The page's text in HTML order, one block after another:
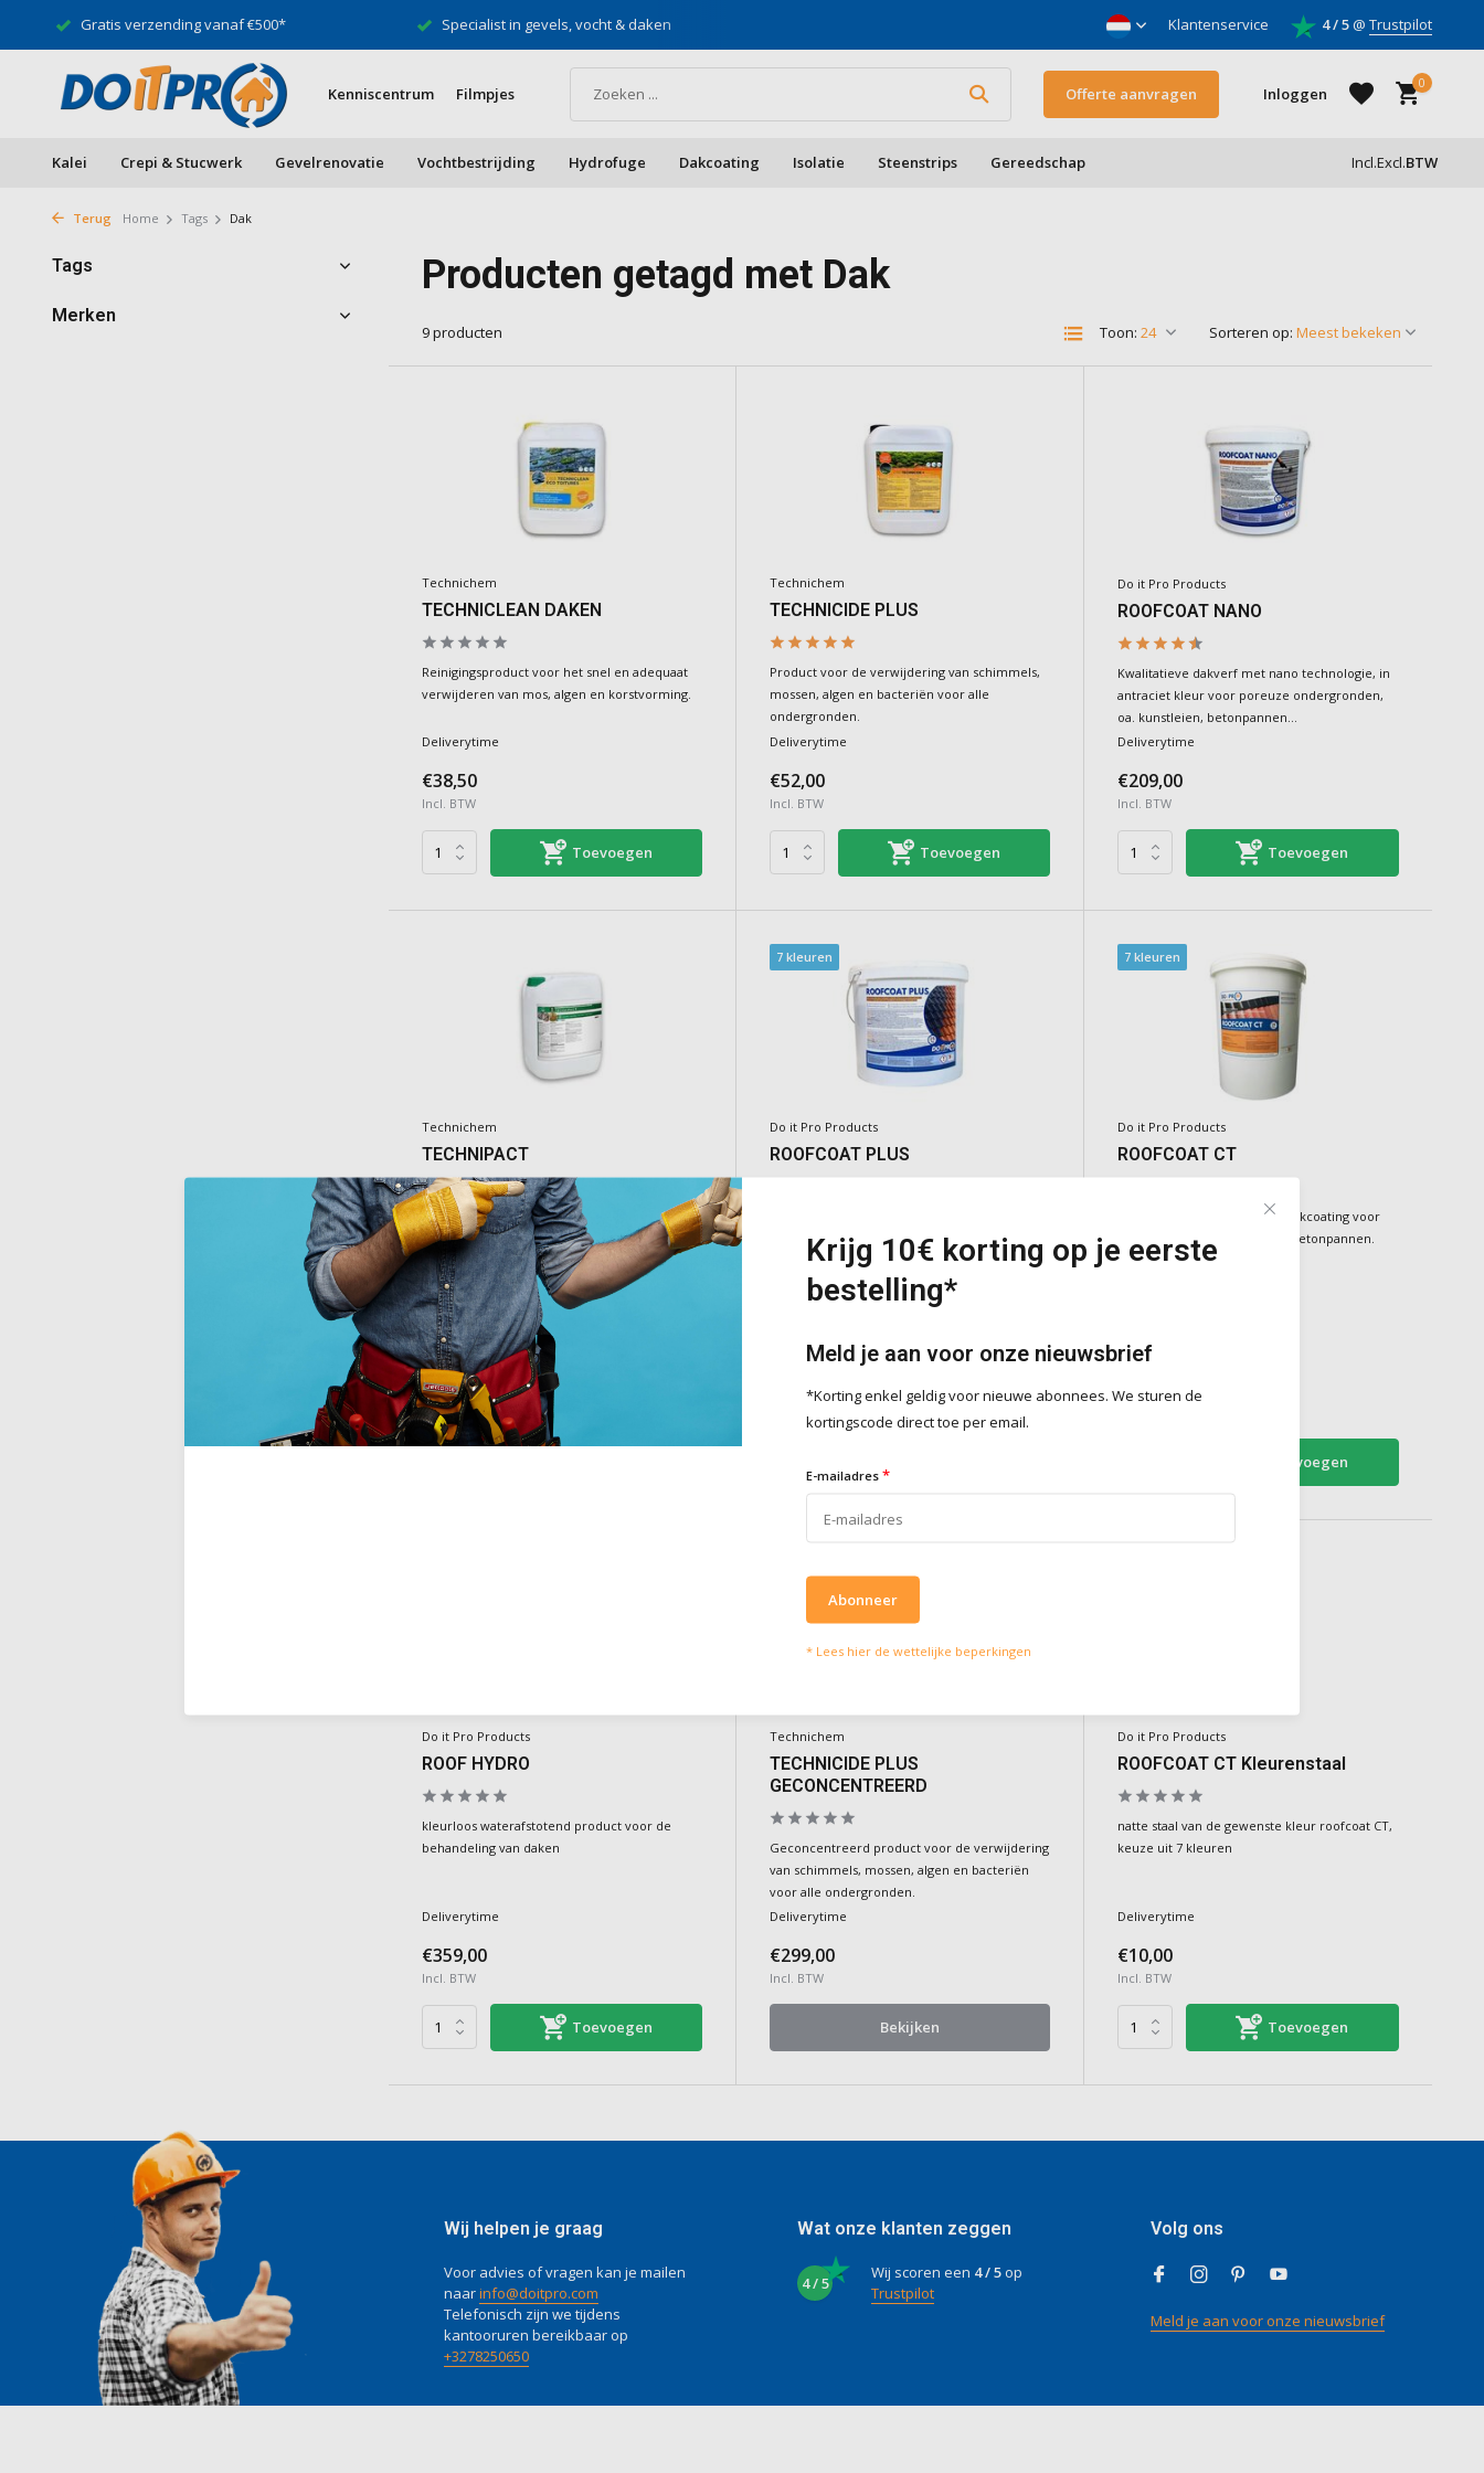
Gratis verzending vanaf €500* Specialist in gevels, vocht & daken Klantenservice 4 / 5@ Trustpilot
Kenniscentrum Filmpjes Offerte aanvragen Inloggen
0
Kalei Crepi & Stucwerk Gevelrenovatie Vochtbestrijding Hydrofuge Dakcoating Isolatie Steenstrips Gereedschap Incl.Excl.BTW
Terug Home Tags Dak
Tags
Merken
Producten getagd met Dak
9 producten Toon: Sorteren op:
Technichem
TECHNICLEAN DAKEN
Reinigingsproduct voor het snel en adequaat
verwijderen van mos, algen en korstvorming.
Deliverytime
€38,50
Incl. BTW
Toevoegen
Technichem
TECHNICIDE PLUS
Product voor de verwijdering van schimmels,
mossen, algen en bacteriën voor alle
ondergronden.
Deliverytime
€52,00
Incl. BTW
Toevoegen
Do it Pro Products
ROOFCOAT NANO
Kwalitatieve dakverf met nano technologie, in
antraciet kleur voor poreuze ondergronden,
oa. kunstleien, betonpannen...
Deliverytime
€209,00
Incl. BTW
Toevoegen
Technichem
TECHNIPACT
Universele toeslagstof: hechting, weerstand,
elasticiteit en afdichting
Deliverytime
€49,00
Incl. BTW
7 kleuren
Do it Pro Products
ROOFCOAT PLUS
waterbasis die de levensduur van daken
verlengt, bestand is tegen weersinvloeden en
vervuiling, snel droogt en eenvoudig aan te
brengen is dankzij de thixotrope
Deliverytime
€399,00
7 kleuren
Do it Pro Products
ROOFCOAT CT
Duurzame waterafstotende dakcoating voor
poreuze dakbedekking zoals betonpannen.
Deliverytime
€475,00
Toevoegen
Do it Pro Products
ROOF HYDRO
kleurloos waterafstotend product voor de
behandeling van daken
Deliverytime
€359,00
Incl. BTW
Toevoegen
Technichem
TECHNICIDE PLUS
GECONCENTREERD
Geconcentreerd product voor de verwijdering
van schimmels, mossen, algen en bacteriën
voor alle ondergronden.
Deliverytime
€299,00
Incl. BTW
Bekijken
Do it Pro Products
ROOFCOAT CT Kleurenstaal
natte staal van de gewenste kleur roofcoat CT,
keuze uit 7 kleuren
Deliverytime
€10,00
Incl. BTW
Toevoegen
Wij helpen je graag
Voor advies of vragen kan je mailen
naarinfo@doitpro.com
Telefonisch zijn we tijdens
kantooruren bereikbaar op
+3278250650
Wat onze klanten zeggen
4 / 5
Wij scoren een 4 / 5op
Trustpilot
Volg ons
Meld je aan voor onze nieuwsbrief
Krijg 10€ korting op je eerste
bestelling*
Meld je aan voor onze nieuwsbrief
*Korting enkel geldig voor nieuwe abonnees. We sturen de
kortingscode direct toe per email.
E-mailadres *
Abonneer
* Lees hier de wettelijke beperkingen